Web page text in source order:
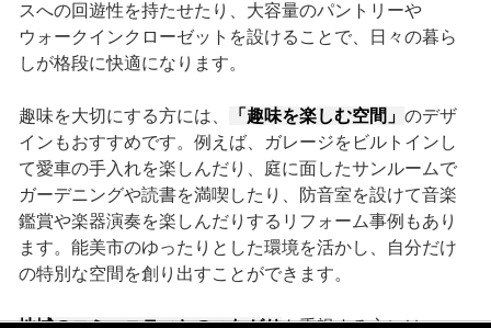
スへの回遊性を持たせたり、大容量のパントリーや
ウォークインクローゼットを設けることで、日々の暮ら
しが格段に快適になります。
趣味を大切にする方には、 「趣味を楽しむ空間」 のデザ
インもおすすめです。例えば、ガレージをビルトインし
て愛車の手入れを楽しんだり、庭に面したサンルームで
ガーデニングや読書を満喫したり、防音室を設けて音楽
鑑賞や楽器演奏を楽しんだりするリフォーム事例もあり
ます。能美市のゆったりとした環境を活かし、自分だけ
の特別な空間を創り出すことができます。